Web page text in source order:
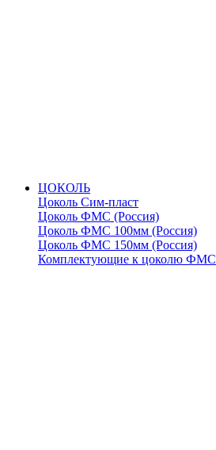
ЦОКОЛЬ
Цоколь Сим-пласт
Цоколь ФМС (Россия)
Цоколь ФМС 100мм (Россия)
Цоколь ФМС 150мм (Россия)
Комплектующие к цоколю ФМС